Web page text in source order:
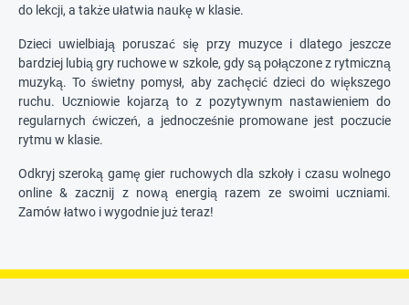
do lekcji, a także ułatwia naukę w klasie.
Dzieci uwielbiają poruszać się przy muzyce i dlatego jeszcze
bardziej lubią gry ruchowe w szkole, gdy są połączone z rytmiczną
muzyką. To świetny pomysł, aby zachęcić dzieci do większego
ruchu. Uczniowie kojarzą to z pozytywnym nastawieniem do
regularnych ćwiczeń, a jednocześnie promowane jest poczucie
rytmu w klasie.
Odkryj szeroką gamę gier ruchowych dla szkoły i czasu wolnego
online & zacznij z nową energią razem ze swoimi uczniami.
Zamów łatwo i wygodnie już teraz!